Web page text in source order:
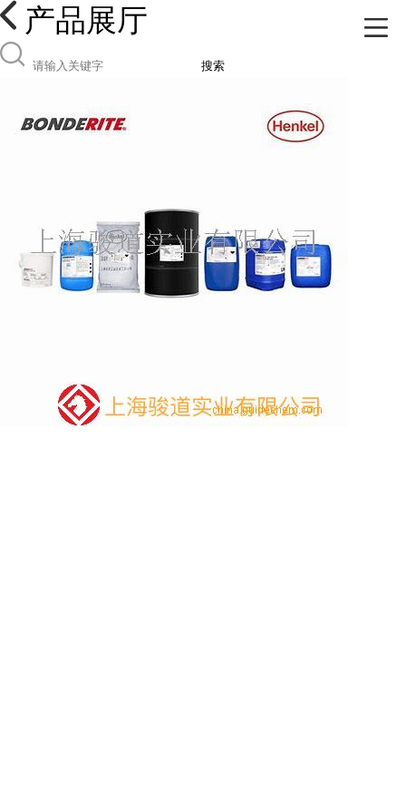
产品展厅
搜索